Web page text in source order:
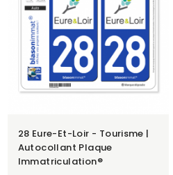
28 Eure-Et-Loir - Tourisme |
Autocollant Plaque
Immatriculation®